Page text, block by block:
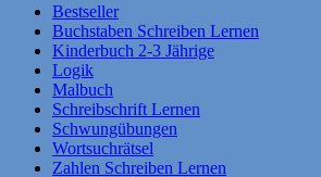
Bestseller
Buchstaben Schreiben Lernen
Kinderbuch 2-3 Jährige
Logik
Malbuch
Schreibschrift Lernen
Schwungübungen
Wortsuchrätsel
Zahlen Schreiben Lernen